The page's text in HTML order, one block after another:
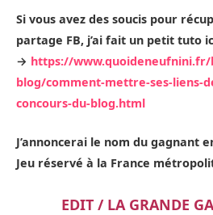
Si vous avez des soucis pour
partage FB, j’ai fait un petit tuto
→ https://www.quoideneufnini.fr/
blog/comment-mettre-ses-liens-
concours-du-blog.html
J’annoncerai le nom du gagnant
Jeu réservé à la France
EDIT / LA GRANDE